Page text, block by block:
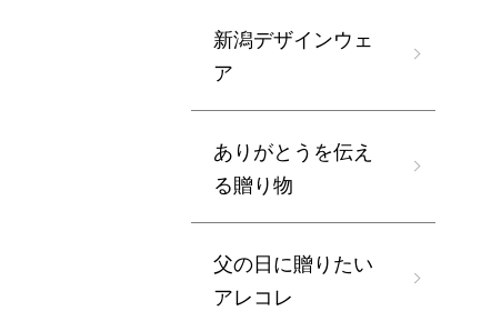
新潟デザインウェ
ア
ありがとうを伝え
る贈り物
父の日に贈りたい
アレコレ